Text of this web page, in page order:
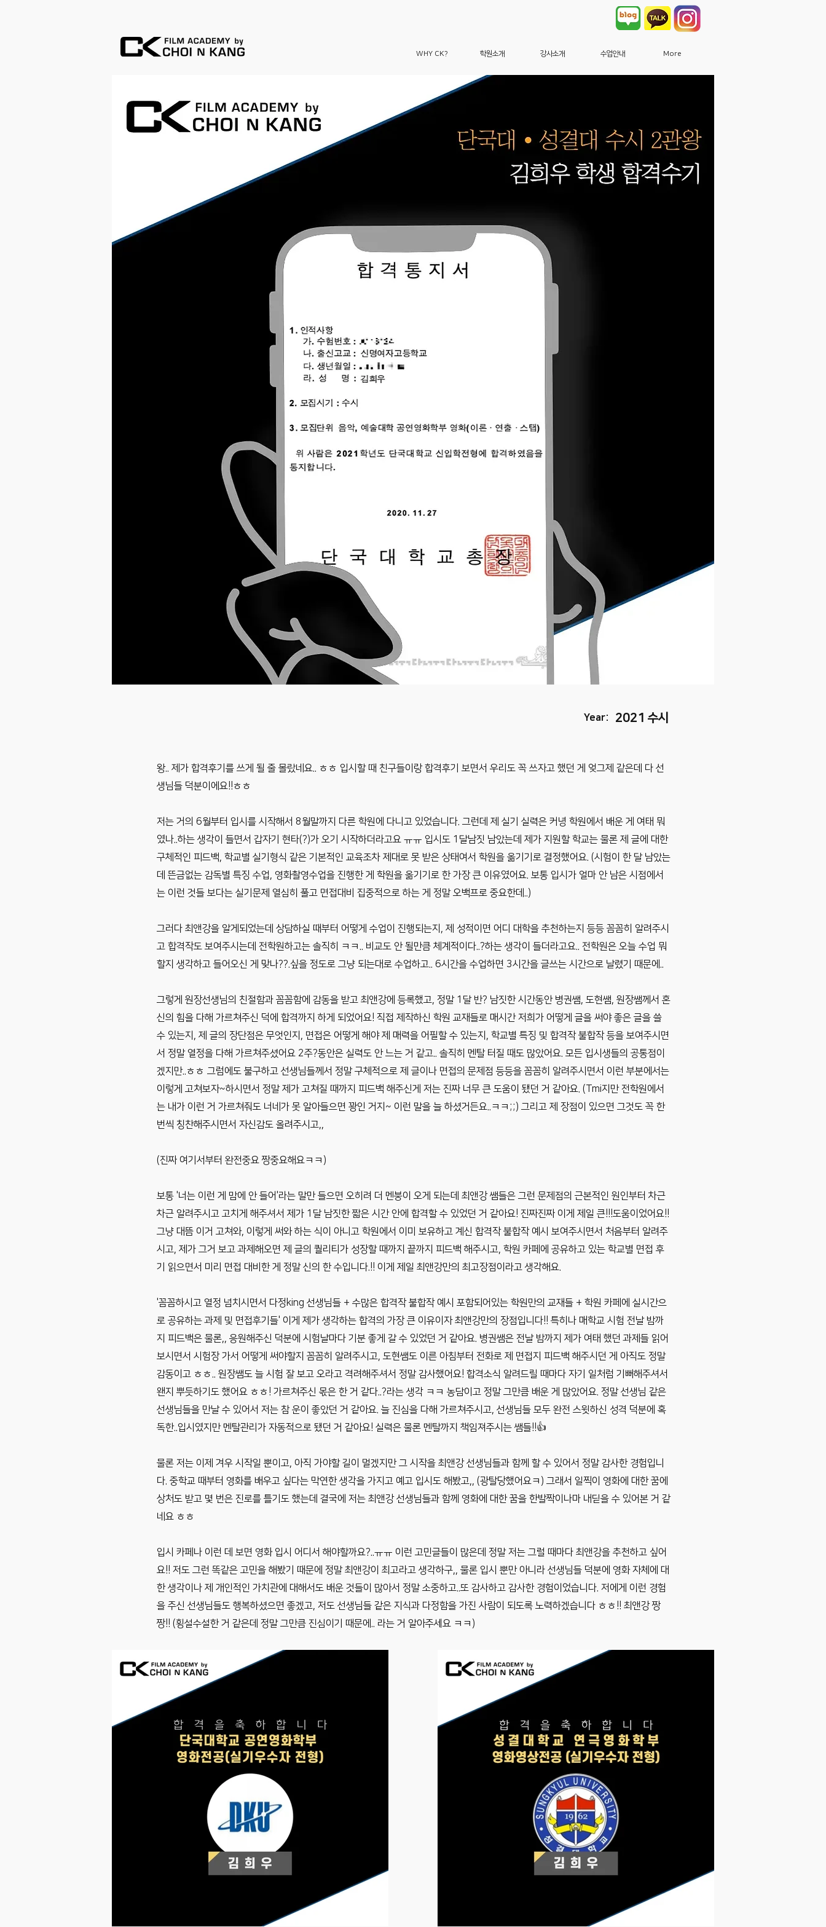
WHY CK? 학원소개 강사소개 수업안내 More
Year: 2021 수시
왕.. 제가 합격후기를 쓰게 될 줄 몰랐네요.. ㅎㅎ 입시할 때 친구들이랑 합격후기 보면서 우리도 꼭 쓰자고 했던 게 엊그제 같은데 다 선
생님들 덕분이에요!!ㅎㅎ
저는 거의 6월부터 입시를 시작해서 8월말까지 다른 학원에 다니고 있었습니다. 그런데 제 실기 실력은 커녕 학원에서 배운 게 여태 뭐
였나..하는 생각이 들면서 갑자기 현타(?)가 오기 시작하더라고요 ㅠㅠ 입시도 1달남짓 남았는데 제가 지원할 학교는 물론 제 글에 대한
구체적인 피드백, 학교별 실기형식 같은 기본적인 교육조차 제대로 못 받은 상태여서 학원을 옮기기로 결정했어요. (시험이 한 달 남았는
데 뜬금없는 감독별 특징 수업, 영화촬영수업을 진행한 게 학원을 옮기기로 한 가장 큰 이유였어요. 보통 입시가 얼마 안 남은 시점에서
는 이런 것들 보다는 실기문제 열심히 풀고 면접대비 집중적으로 하는 게 정말 오백프로 중요한데..)
그러다 최앤강을 알게되었는데 상담하실 때부터 어떻게 수업이 진행되는지, 제 성적이면 어디 대학을 추천하는지 등등 꼼꼼히 알려주시
고 합격작도 보여주시는데 전학원하고는 솔직히 ㅋㅋ.. 비교도 안 될만큼 체계적이다..?하는 생각이 들더라고요.. 전학원은 오늘 수업 뭐
할지 생각하고 들어오신 게 맞나??.싶을 정도로 그냥 되는대로 수업하고.. 6시간을 수업하면 3시간을 글쓰는 시간으로 날렸기 때문에..
그렇게 원장선생님의 친절함과 꼼꼼함에 감동을 받고 최앤강에 등록했고, 정말 1달 반? 남짓한 시간동안 병권쌤, 도현쌤, 원장쌤께서 혼
신의 힘을 다해 가르쳐주신 덕에 합격까지 하게 되었어요! 직접 제작하신 학원 교재들로 매시간 저희가 어떻게 글을 써야 좋은 글을 쓸
수 있는지, 제 글의 장단점은 무엇인지, 면접은 어떻게 해야 제 매력을 어필할 수 있는지, 학교별 특징 및 합격작 불합작 등을 보여주시면
서 정말 열정을 다해 가르쳐주셨어요 2주?동안은 실력도 안 느는 거 같고.. 솔직히 멘탈 터질 때도 많았어요. 모든 입시생들의 공통점이
겠지만..ㅎㅎ 그럼에도 불구하고 선생님들께서 정말 구체적으로 제 글이나 면접의 문제점 등등을 꼼꼼히 알려주시면서 이런 부분에서는
이렇게 고쳐보자~하시면서 정말 제가 고쳐질 때까지 피드백 해주신게 저는 진짜 너무 큰 도움이 됐던 거 같아요. (Tmi지만 전학원에서
는 내가 이런 거 가르쳐줘도 너네가 못 알아들으면 꽝인 거지~ 이런 말을 늘 하셨거든요..ㅋㅋ;;) 그리고 제 장점이 있으면 그것도 꼭 한
번씩 칭찬해주시면서 자신감도 올려주시고,,
(진짜 여기서부터 완전중요 짱중요해요ㅋㅋ)
보통 '너는 이런 게 맘에 안 들어'라는 말만 들으면 오히려 더 멘붕이 오게 되는데 최앤강 쌤들은 그런 문제점의 근본적인 원인부터 차근
차근 알려주시고 고치게 해주셔서 제가 1달 남짓한 짧은 시간 안에 합격할 수 있었던 거 같아요! 진짜진짜 이게 제일 큰!!!도움이었어요!!
그냥 대뜸 이거 고쳐와, 이렇게 써와 하는 식이 아니고 학원에서 이미 보유하고 계신 합격작 불합작 예시 보여주시면서 처음부터 알려주
시고, 제가 그거 보고 과제해오면 제 글의 퀄리티가 성장할 때까지 끝까지 피드백 해주시고, 학원 카페에 공유하고 있는 학교별 면접 후
기 읽으면서 미리 면접 대비한 게 정말 신의 한 수입니다.!! 이게 제일 최앤강만의 최고장점이라고 생각해요.
'꼼꼼하시고 열정 넘치시면서 다정king 선생님들 + 수많은 합격작 불합작 예시 포함되어있는 학원만의 교재들 + 학원 카페에 실시간으
로 공유하는 과제 및 면접후기들' 이게 제가 생각하는 합격의 가장 큰 이유이자 최앤강만의 장점입니다!! 특히나 매학교 시험 전날 밤까
지 피드백은 물론,, 응원해주신 덕분에 시험날마다 기분 좋게 갈 수 있었던 거 같아요. 병권쌤은 전날 밤까지 제가 여태 했던 과제들 읽어
보시면서 시험장 가서 어떻게 써야할지 꼼꼼히 알려주시고, 도현쌤도 이른 아침부터 전화로 제 면접지 피드백 해주시던 게 아직도 정말
감동이고 ㅎㅎ.. 원장쌤도 늘 시험 잘 보고 오라고 격려해주셔서 정말 감사했어요! 합격소식 알려드릴 때마다 자기 일처럼 기뻐해주셔서
왠지 뿌듯하기도 했어요 ㅎㅎ! 가르쳐주신 몫은 한 거 같다..?라는 생각 ㅋㅋ 농담이고 정말 그만큼 배운 게 많았어요. 정말 선생님 같은
선생님들을 만날 수 있어서 저는 참 운이 좋았던 거 같아요. 늘 진심을 다해 가르쳐주시고, 선생님들 모두 완전 스윗하신 성격 덕분에 혹
독한..입시였지만 멘탈관리가 자동적으로 됐던 거 같아요! 실력은 물론 멘탈까지 책임져주시는 쌤들!!👍
물론 저는 이제 겨우 시작일 뿐이고, 아직 가야할 길이 멀겠지만 그 시작을 최앤강 선생님들과 함께 할 수 있어서 정말 감사한 경험입니
다. 중학교 때부터 영화를 배우고 싶다는 막연한 생각을 가지고 예고 입시도 해봤고,, (광탈당했어요ㅋ) 그래서 일찍이 영화에 대한 꿈에
상처도 받고 몇 번은 진로를 틀기도 했는데 결국에 저는 최앤강 선생님들과 함께 영화에 대한 꿈을 한발짝이나마 내딛을 수 있어본 거 같
네요 ㅎㅎ
입시 카페나 이런 데 보면 영화 입시 어디서 해야할까요?..ㅠㅠ 이런 고민글들이 많은데 정말 저는 그럴 때마다 최앤강을 추천하고 싶어
요!! 저도 그런 똑같은 고민을 해봤기 때문에 정말 최앤강이 최고라고 생각하구,, 물론 입시 뿐만 아니라 선생님들 덕분에 영화 자체에 대
한 생각이나 제 개인적인 가치관에 대해서도 배운 것들이 많아서 정말 소중하고..또 감사하고 감사한 경험이었습니다. 저에게 이런 경험
을 주신 선생님들도 행복하셨으면 좋겠고, 저도 선생님들 같은 지식과 다정함을 가진 사람이 되도록 노력하겠습니다 ㅎㅎ!! 최앤강 짱
짱!! (횡설수설한 거 같은데 정말 그만큼 진심이기 때문에.. 라는 거 알아주세요 ㅋㅋ)